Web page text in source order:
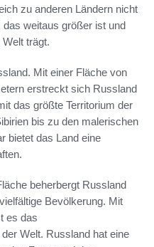
zu anderen Ländern nicht
weitaus größer ist und
trägt.
Mit einer Fläche von
erstreckt sich Russland
das größte Territorium der
bis zu den malerischen
bietet das Land eine
beherbergt Russland
Bevölkerung. Mit
es das
Welt. Russland hat eine